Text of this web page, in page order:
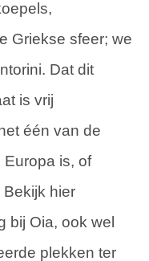
Griekse sfeer; we
Dat dit
is vrij
één van de
is, of
hier
bij Oia, ook wel
plekken ter